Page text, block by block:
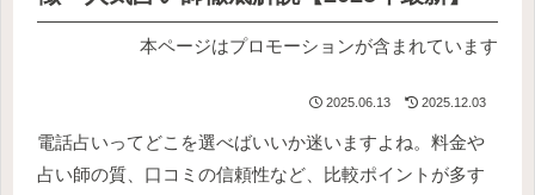
本ページはプロモーションが含まれています
2025.06.13 2025.12.03
電話占いってどこを選べばいいか迷いますよね。料金や
占い師の質、口コミの信頼性など、比較ポイントが多す